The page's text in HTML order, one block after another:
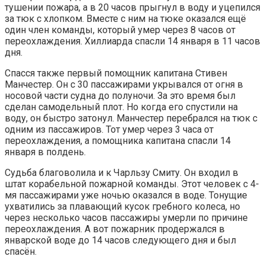
тушении пожара, а в 20 часов прыгнул в воду и уцепился
за тюк с хлопком. Вместе с ним на тюке оказался ещё
один член команды, который умер через 8 часов от
переохлаждения. Хиллиарда спасли 14 января в 11 часов
дня.
Спасся также первый помощник капитана Стивен
Манчестер. Он с 30 пассажирами укрывался от огня в
носовой части судна до полуночи. За это время был
сделан самодельный плот. Но когда его спустили на
воду, он быстро затонул. Манчестер перебрался на тюк с
одним из пассажиров. Тот умер через 3 часа от
переохлаждения, а помощника капитана спасли 14
января в полдень.
Судьба благоволила и к Чарльзу Смиту. Он входил в
штат корабельной пожарной команды. Этот человек с 4-
мя пассажирами уже ночью оказался в воде. Тонущие
ухватились за плавающий кусок гребного колеса, но
через несколько часов пассажиры умерли по причине
переохлаждения. А вот пожарник продержался в
январской воде до 14 часов следующего дня и был
спасён.